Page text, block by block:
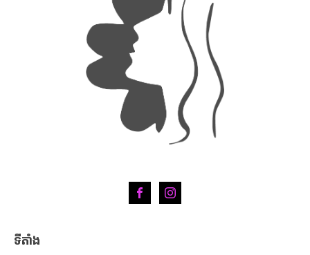
ទីតាំង